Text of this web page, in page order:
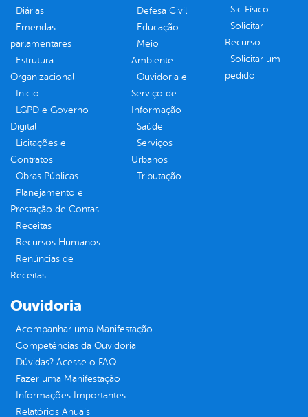
Diárias
Emendas
parlamentares
Estrutura
Organizacional
Inicio
LGPD e Governo
Digital
Licitações e
Contratos
Obras Públicas
Planejamento e
Prestação de Contas
Receitas
Recursos Humanos
Renúncias de
Receitas
Defesa Civil
Educação
Meio
Ambiente
Ouvidoria e
Serviço de
Informação
Saúde
Serviços
Urbanos
Tributação
Sic Físico
Solicitar
Recurso
Solicitar um
pedido
Ouvidoria
Acompanhar uma Manifestação
Competências da Ouvidoria
Dúvidas? Acesse o FAQ
Fazer uma Manifestação
Informações Importantes
Relatórios Anuais